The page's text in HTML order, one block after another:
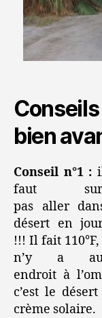
bien
Conseil n°1 :
faut
pas aller
désert en
!!! Il fait
n’y a
endroit à
c’est le
crème solaire.